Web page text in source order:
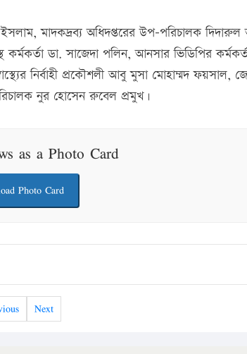
মাদকদ্রব্য অধিদপ্তরের উপ-পরিচালক
ডা. সাজেদা পলিন, আনসার ভিডিপির
নির্বাহী প্রকৌশলী আবু মুসা মোহাম্মদ ফয়সাল,
নুর হোসেন রুবেল প্রমুখ।
as a Photo Card
Photo Card
Next